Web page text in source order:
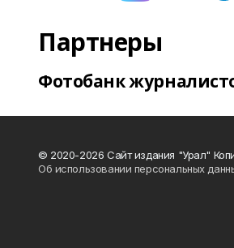
Партнеры
Фотобанк
© 2020-2026 Сайт издания "Урал"
Об использовании персональных